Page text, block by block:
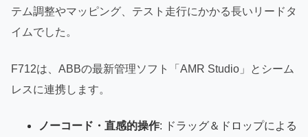
テム調整やマッピング、テスト走行にかかる長いリードタ
イムでした。
F712は、ABBの最新管理ソフト「AMR Studio」とシーム
レスに連携します。
ノーコード・直感的操作: ドラッグ＆ドロップによる